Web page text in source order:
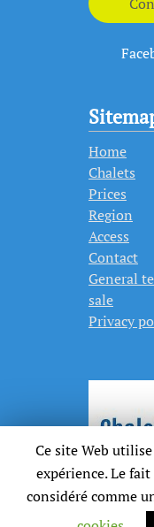
Home
Chalets
Prices
Region
Access
Contact
General
sale
Privacy
Ce site Web
expérience. Le
considéré comme